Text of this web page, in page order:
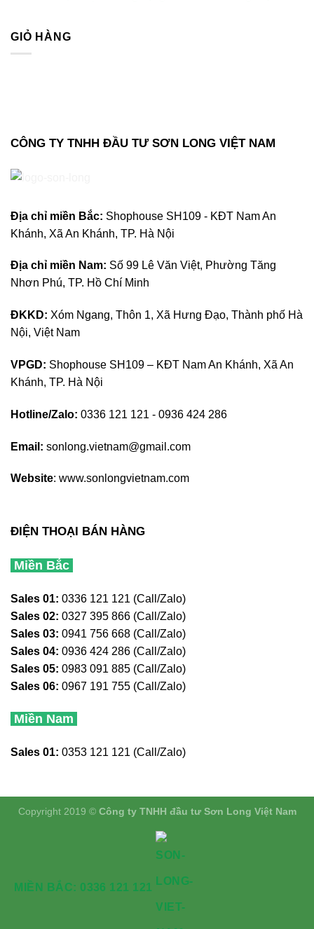
GIỎ HÀNG
CÔNG TY TNHH ĐẦU TƯ SƠN LONG VIỆT NAM
Địa chỉ miền Bắc: Shophouse SH109 - KĐT Nam An
Khánh, Xã An Khánh, TP. Hà Nội
Địa chỉ miền Nam: Số 99 Lê Văn Việt, Phường Tăng
Nhơn Phú, TP. Hồ Chí Minh
ĐKKD: Xóm Ngang, Thôn 1, Xã Hưng Đạo, Thành phố Hà
Nội, Việt Nam
VPGD: Shophouse SH109 – KĐT Nam An Khánh, Xã An
Khánh, TP. Hà Nội
Hotline/Zalo: 0336 121 121 - 0936 424 286
Email: sonlong.vietnam@gmail.com
Website: www.sonlongvietnam.com
ĐIỆN THOẠI BÁN HÀNG
Miền Bắc
Sales 01: 0336 121 121 (Call/Zalo)
Sales 02: 0327 395 866 (Call/Zalo)
Sales 03: 0941 756 668 (Call/Zalo)
Sales 04: 0936 424 286 (Call/Zalo)
Sales 05: 0983 091 885 (Call/Zalo)
Sales 06: 0967 191 755 (Call/Zalo)
Miền Nam
Sales 01: 0353 121 121 (Call/Zalo)
Copyright 2019 © Công ty TNHH đầu tư Sơn Long Việt Nam
MIỀN BẮC: 0336 121 121